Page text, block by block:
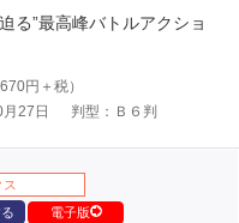
る”最高峰バトルアクショ
670円＋税）
27日
判型：Ｂ６判
ス
電子版